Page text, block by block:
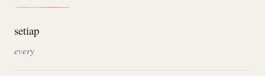
setiap
every